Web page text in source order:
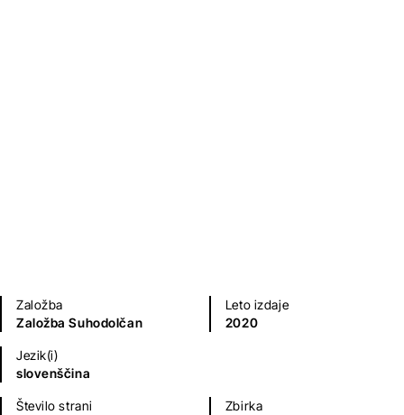
Založba
Založba Suhodolčan
Leto izdaje
2020
Jezik(i)
slovenščina
Število strani
Zbirka